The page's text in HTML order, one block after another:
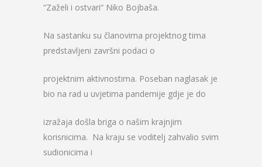
“Zaželi i ostvari“ Niko Bojbaša.
Na sastanku su članovima projektnog tima
predstavljeni završni podaci o
projektnim aktivnostima. Poseban naglasak je
bio na rad u uvjetima pandemije gdje je do
izražaja došla briga o našim krajnjim
korisnicima. Na kraju se voditelj zahvalio svim
sudionicima i